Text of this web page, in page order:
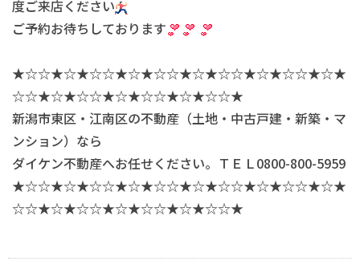
度ご来店ください
ご予約お待ちしております
★☆☆★☆★☆☆★☆★☆☆★☆★☆☆★☆★☆☆★☆★
☆☆★☆★☆☆★☆★☆☆★☆★☆☆★
新潟市東区・江南区の不動産（土地・中古戸建・新築・マ
ンション）なら
ダイケン不動産へお任せください。ＴＥＬ0800-800-5959
★☆☆★☆★☆☆★☆★☆☆★☆★☆☆★☆★☆☆★☆★
☆☆★☆★☆☆★☆★☆☆★☆★☆☆★